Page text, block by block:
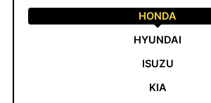
HONDA
HYUNDAI
ISUZU
KIA